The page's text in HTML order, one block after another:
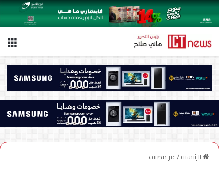
الرئيسية/غير مصنف